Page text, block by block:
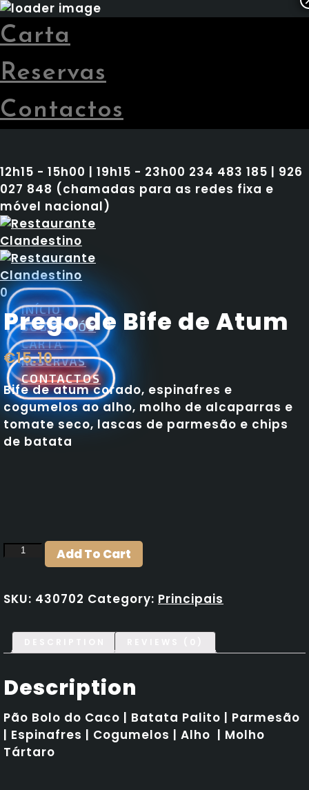
Carta
Reservas
Contactos
12h15 - 15h00 | 19h15 - 23h00 234 483 185 | 926
027 848 (chamadas para as redes fixa e
móvel nacional)
0
INÍCIO
SOBRE NÓS
CARTA
RESERVAS
CONTACTOS
Prego de Bife de Atum
€15.10
Bife de atum corado, espinafres e
cogumelos ao alho, molho de alcaparras e
tomate seco, lascas de parmesão e chips
de batata
Prego
de
quantity
Add To Cart
SKU: 430702 Category: Principais
Description
Pão Bolo do Caco | Batata Palito | Parmesão
| Espinafres | Cogumelos | Alho | Molho
Tártaro